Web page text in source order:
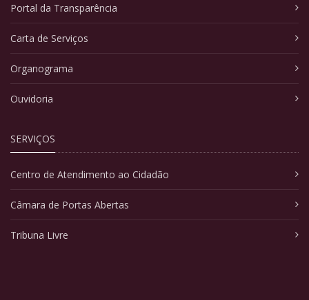
Portal da Transparência
Carta de Serviços
Organograma
Ouvidoria
SERVIÇOS
Centro de Atendimento ao Cidadão
Câmara de Portas Abertas
Tribuna Livre